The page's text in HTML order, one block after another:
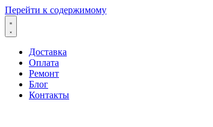
Перейти к содержимому
Доставка
Оплата
Ремонт
Блог
Контакты